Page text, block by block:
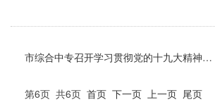
市综合中专召开学习贯彻党的十九大精神大会
第6页 共6页 首页 下一页 上一页 尾页